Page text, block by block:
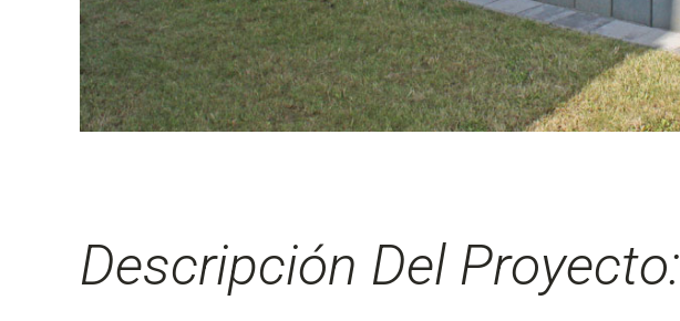
Descripción Del Proyecto: